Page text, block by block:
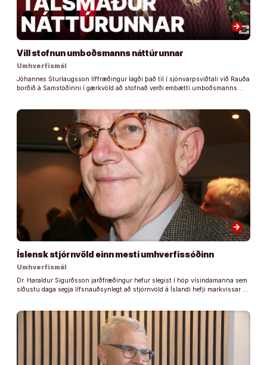
arrow_forward
Vill stofnun umboðsmanns náttúrunnar
Umhverfismál
Jóhannes Sturlaugsson líffræðingur lagði það til í sjónvarpsviðtali við Rauða
borðið á Samstöðinni í gærkvöld að stofnað verði embætti umboðsmanns …
arrow_forward
Íslensk stjórnvöld einn mesti umhverfissóðinn
Umhverfismál
Dr. Haraldur Sigurðsson jarðfræðingur hefur slegist í hóp vísindamanna sem
síðustu daga segja lífsnauðsynlegt að stjórnvöld á Íslandi hefji markvissar …